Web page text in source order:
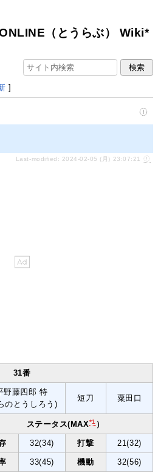
（とうらぶ） Wiki*
]
Last-modified: 2024-02-05 (月) 23:07:21
31番
野藤四郎 特
のとうしろう)
短刀 粟田口
ステータス(MAX*1 ）
32(34) 打撃 21(32)
33(45) 機動 32(56)